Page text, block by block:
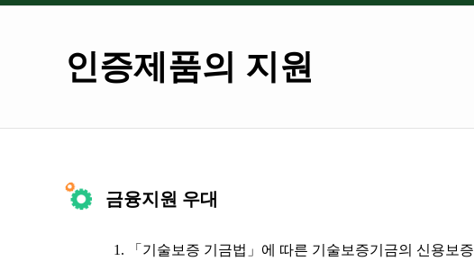
인증제품의 지원
금융지원 우대
1. 「기술보증 기금법」에 따른 기술보증기금의 신용보증